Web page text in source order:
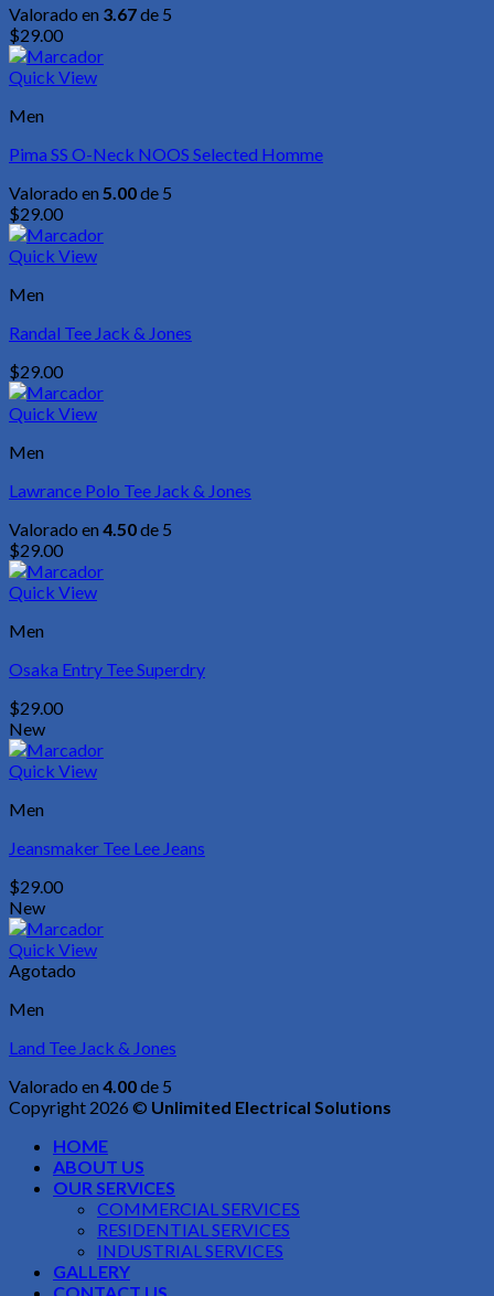
Valorado en 3.67de 5
$29.00
Quick View
Men
Pima SS O-Neck NOOS Selected Homme
Valorado en5.00de 5
$29.00
Quick View
Men
Randal Tee Jack & Jones
$29.00
Quick View
Men
Lawrance Polo Tee Jack & Jones
Valorado en4.50de 5
$29.00
Quick View
Men
Osaka Entry Tee Superdry
$29.00
New
Quick View
Men
Jeansmaker Tee Lee Jeans
$29.00
New
Quick View
Agotado
Men
Land Tee Jack & Jones
Valorado en4.00de 5
Copyright 2026 © Unlimited Electrical Solutions
HOME
ABOUT US
OUR SERVICES
COMMERCIAL SERVICES
RESIDENTIAL SERVICES
INDUSTRIAL SERVICES
GALLERY